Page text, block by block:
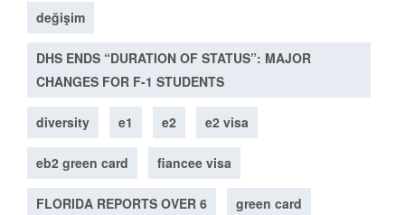
değişim
DHS ENDS “DURATION OF STATUS”: MAJOR
CHANGES FOR F-1 STUDENTS
diversity e1 e2 e2 visa
eb2 green card fiancee visa
FLORIDA REPORTS OVER 6 green card